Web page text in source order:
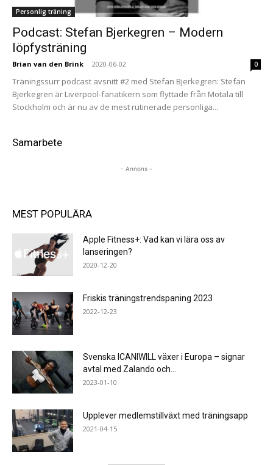
Personlig träning
Podcast: Stefan Bjerkegren – Modern
löpfysträning
Brian van den Brink - 2020-06-02 0
Träningssurr podcast avsnitt #2 med Stefan Bjerkegren: Stefan
Bjerkegren är Liverpool-fanatikern som flyttade från Motala till
Stockholm och är nu av de mest rutinerade personliga...
Samarbete
- Annons -
MEST POPULÄRA
Apple Fitness+: Vad kan vi lära oss av
lanseringen?
2020-12-20
Friskis träningstrendspaning 2023
2022-12-23
Svenska ICANIWILL växer i Europa – signar
avtal med Zalando och...
2023-01-10
Upplever medlemstillväxt med träningsapp
2021-04-15